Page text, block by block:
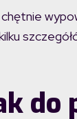
do